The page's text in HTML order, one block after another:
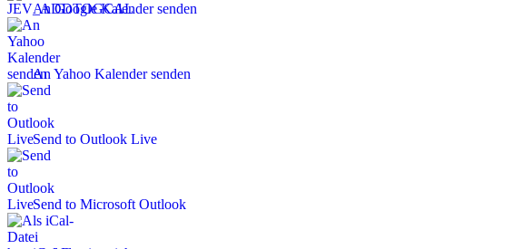
An Google Kalender senden
An Yahoo Kalender senden
Send to Outlook Live
Send to Microsoft Outlook